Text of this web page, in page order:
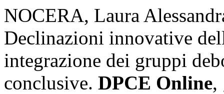
NOCERA, Laura
Declinazioni innovative
integrazione dei gruppi
conclusive. DPCE Online,